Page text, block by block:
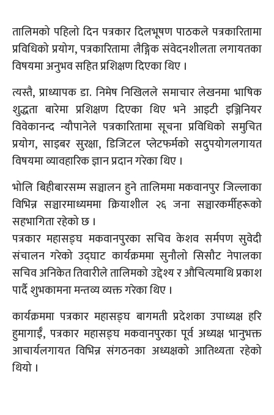
तालिमको पहिलो दिन पत्रकार दिलभूषण पाठकले पत्रकारितामा
प्रविधिको प्रयोग, पत्रकारितामा लैङ्गिक संवेदनशीलता लगायतका
विषयमा अनुभव सहित प्रशिक्षण दिएका थिए ।
त्यस्तै, प्राध्यापक डा. निमेष निखिलले समाचार लेखनमा भाषिक
शुद्धता बारेमा प्रशिक्षण दिएका थिए भने आइटी इञ्जिनियर
विवेकानन्द न्यौपानेले पत्रकारितामा सूचना प्रविधिको समुचित
प्रयोग, साइबर सुरक्षा, डिजिटल प्लेटफर्मको सदुपयोगलगायत
विषयमा व्यावहारिक ज्ञान प्रदान गरेका थिए ।
भोलि बिहीबारसम्म सञ्चालन हुने तालिममा मकवानपुर जिल्लाका
विभिन्न सञ्चारमाध्यममा क्रियाशील २६ जना सञ्चारकर्मीहरूको
सहभागिता रहेको छ ।
पत्रकार महासङ्घ मकवानपुरका सचिव केशव सर्मपण सुवेदी
संचालन गरेको उद्घाट कार्यक्रममा सुनौलो सिसौट नेपालका
सचिव अनिकेत तिवारीले तालिमको उद्देश्य र औचित्यमाथि प्रकाश
पार्दै शुभकामना मन्तव्य व्यक्त गरेका थिए ।
कार्यक्रममा पत्रकार महासङ्घ बागमती प्रदेशका उपाध्यक्ष हरि
हुमागाईँ, पत्रकार महासङ्घ मकवानपुरका पूर्व अध्यक्ष भानुभक्त
आचार्यलगायत विभिन्न संगठनका अध्यक्षको आतिथ्यता रहेको
थियो ।